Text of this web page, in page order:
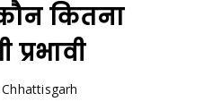
कितना
Chhattisgarh